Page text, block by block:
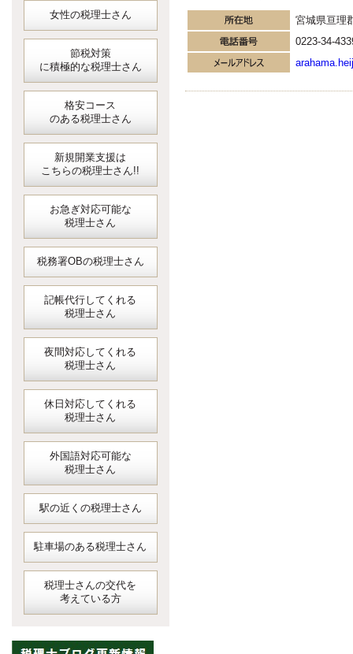
女性の税理士さん
節税対策
に積極的な税理士さん
格安コース
のある税理士さん
新規開業支援は
こちらの税理士さん!!
お急ぎ対応可能な
税理士さん
税務署OBの税理士さん
記帳代行してくれる
税理士さん
夜間対応してくれる
税理士さん
休日対応してくれる
税理士さん
外国語対応可能な
税理士さん
駅の近くの税理士さん
駐車場のある税理士さん
税理士さんの交代を
考えている方
宮城県亘理
0223-34-